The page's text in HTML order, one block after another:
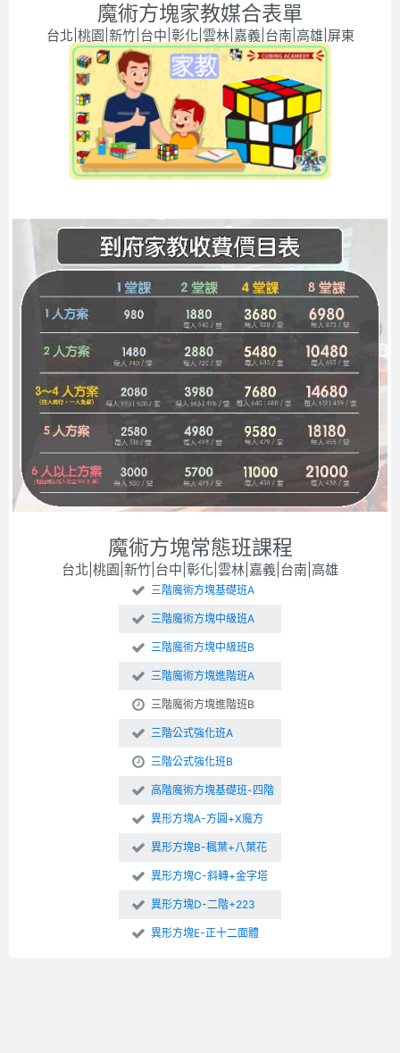
魔術方塊家教媒合表單
台北|桃園|新竹|台中|彰化|雲林|嘉義|台南|高雄|屏東
魔術方塊常態班課程
台北|桃園|新竹|台中|彰化|雲林|嘉義|台南|高雄
三階魔術方塊基礎班A
三階魔術方塊中級班A
三階魔術方塊中級班B
三階魔術方塊進階班A
三階魔術方塊進階班B
三階公式強化班A
三階公式強化班B
高階魔術方塊基礎班-四階
異形方塊A-方圓+X魔方
異形方塊B-楓葉+八葉花
異形方塊C-斜轉+金字塔
異形方塊D-二階+223
異形方塊E-正十二面體